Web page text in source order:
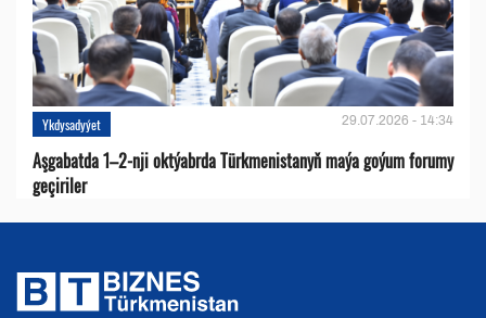
Ykdysadyýet 29.07.2026 - 14:34
Aşgabatda 1–2-nji oktýabrda Türkmenistanyň maýa goýum forumy
geçiriler